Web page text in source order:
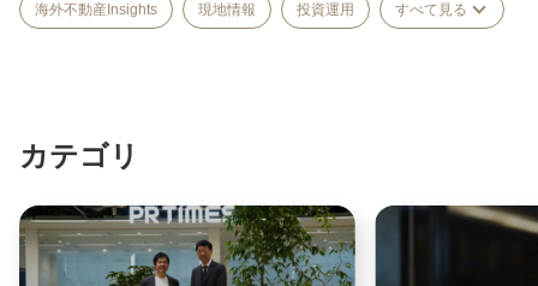
海外不動産Insights 現地情報 投資運用 すべて見る
カテゴリ